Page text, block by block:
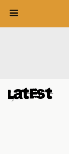
Latest